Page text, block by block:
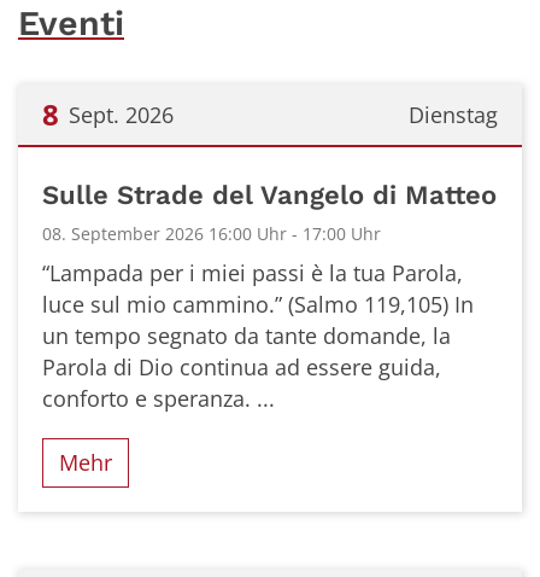
Eventi
Dienstag
8 Sept. 2026
Sulle Strade del Vangelo di Matteo
08. September 2026 16:00 Uhr - 17:00 Uhr
“Lampada per i miei passi è la tua Parola,
luce sul mio cammino.” (Salmo 119,105) In
un tempo segnato da tante domande, la
Parola di Dio continua ad essere guida,
conforto e speranza. ...
Mehr